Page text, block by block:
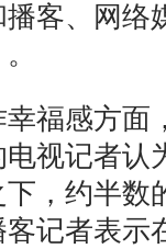
客、网络
感方面
视记者认
，约半数
客记者表示